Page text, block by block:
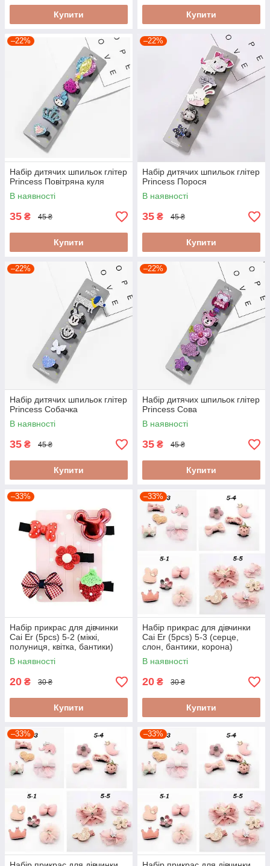
Купити Купити
–22%
Набір дитячих шпильок глітер
Princess Повітряна куля
В наявності
35 ₴ 45 ₴
Купити
–22%
Набір дитячих шпильок глітер
Princess Порося
В наявності
35 ₴ 45 ₴
Купити
–22%
Набір дитячих шпильок глітер
Princess Собачка
В наявності
35 ₴ 45 ₴
Купити
–22%
Набір дитячих шпильок глітер
Princess Сова
В наявності
35 ₴ 45 ₴
Купити
–33%
Набір прикрас для дівчинки
Cai Er (5pcs) 5-2 (міккі,
полуниця, квітка, бантики)
В наявності
20 ₴ 30 ₴
Купити
–33%
Набір прикрас для дівчинки
Cai Er (5pcs) 5-3 (серце,
слон, бантики, корона)
В наявності
20 ₴ 30 ₴
Купити
–33% –33%